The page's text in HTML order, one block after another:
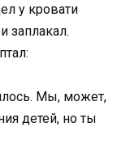
у кровати
заплакал.
Мы, может,
детей, но ты